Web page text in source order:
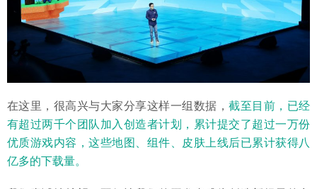
在这里，很高兴与大家分享这样一组数据，截至目前，已经
有超过两千个团队加入创造者计划，累计提交了超过一万份
优质游戏内容，这些地图、组件、皮肤上线后已累计获得八
亿多的下载量。